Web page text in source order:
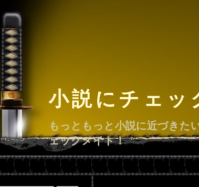
小説にチェッ
もっともっと小説に近づきた
ェックメイト！